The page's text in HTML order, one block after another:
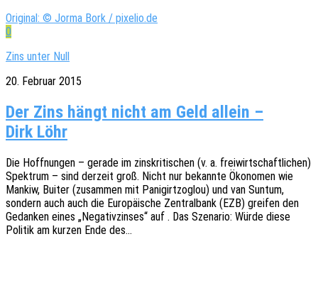
Original: © Jorma Bork / pixelio.de
0
Zins unter Null
20. Februar 2015
Der Zins hängt nicht am Geld allein –
Dirk Löhr
Die Hoff­nun­gen – gerade im zins­kri­ti­schen (v. a. frei­wirt­schaft­li­chen)
Spek­trum – sind derzeit groß. Nicht nur bekann­te Ökono­men wie
Mankiw, Buiter (zusam­men mit Pani­girt­zoglou) und van Suntum,
sondern auch auch die Euro­päi­sche Zentral­bank (EZB) grei­fen den
Gedan­ken eines „Nega­tiv­zin­ses“ auf . Das Szena­rio: Würde diese
Poli­tik am kurzen Ende des…